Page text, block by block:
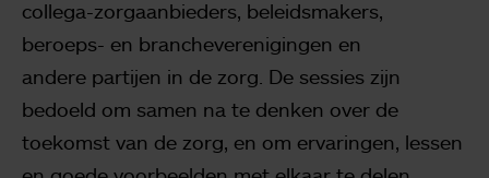
collega-zorgaanbieders, beleidsmakers,
beroeps- en brancheverenigingen en
andere partijen in de zorg. De sessies zijn
bedoeld om samen na te denken over de
toekomst van de zorg, en om ervaringen, lessen